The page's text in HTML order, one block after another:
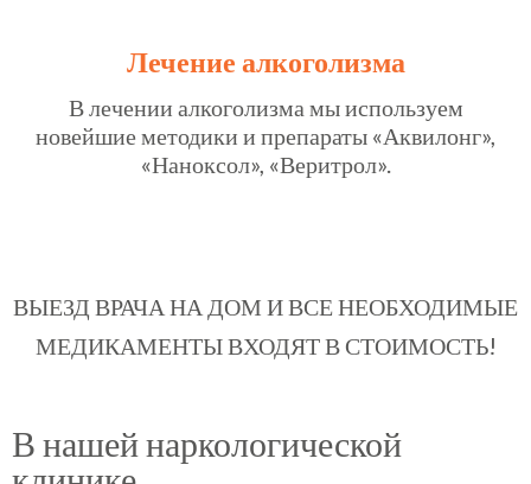
Лечение алкоголизма
В лечении алкоголизма мы используем
новейшие методики и препараты «Аквилонг»,
«Наноксол», «Веритрол».
ВЫЕЗД ВРАЧА НА ДОМ И ВСЕ НЕОБХОДИМЫЕ
МЕДИКАМЕНТЫ ВХОДЯТ В СТОИМОСТЬ!
В нашей наркологической